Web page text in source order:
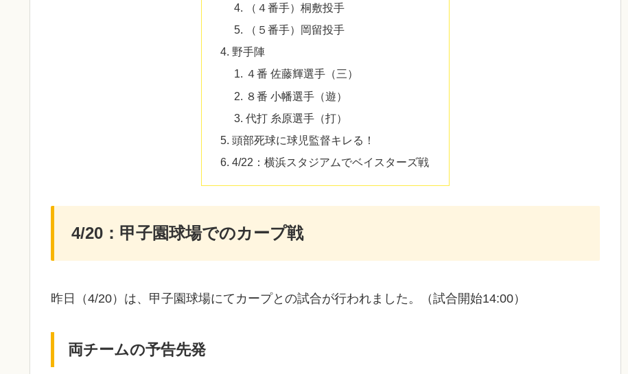
（４番手）桐敷投手
（５番手）岡留投手
野手陣
４番 佐藤輝選手（三）
８番 小幡選手（遊）
代打 糸原選手（打）
頭部死球に球児監督キレる！
4/22：横浜スタジアムでベイスターズ戦
4/20：甲子園球場でのカープ戦
昨日（4/20）は、甲子園球場にてカープとの試合が行われました。（試合開始14:00）
両チームの予告先発